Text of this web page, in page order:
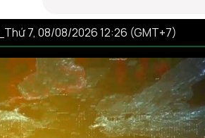
Thứ 7, 08/08/2026 12:26 (GMT+7)